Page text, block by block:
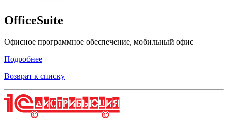
OfficeSuite
Офисное программное обеспечение, мобильный офис
Подробнее
Возврат к списку